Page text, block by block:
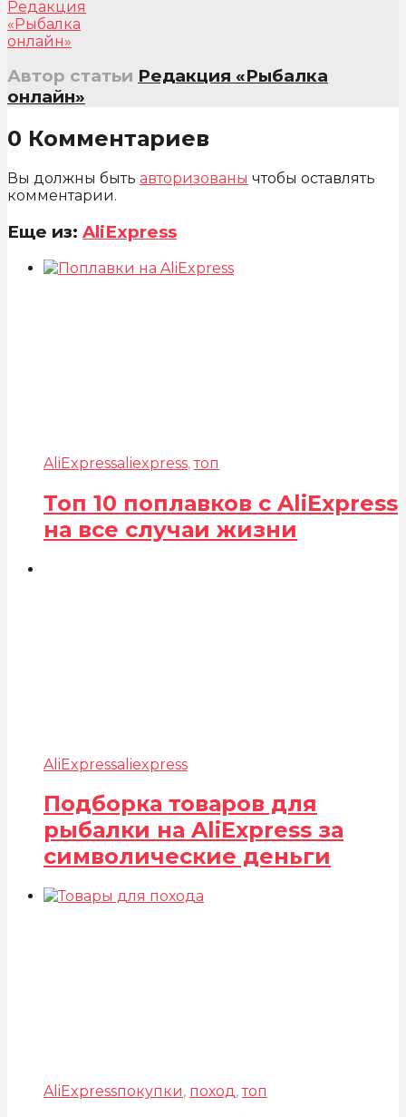
Автор статьи Редакция «Рыбалка
онлайн»
0 Комментариев
Вы должны быть авторизованы чтобы оставлять
комментарии.
Еще из: AliExpress
AliExpressaliexpress,топ
Топ 10 поплавков с AliExpress
на все случаи жизни
AliExpressaliexpress
Подборка товаров для
рыбалки на AliExpress за
символические деньги
AliExpressпокупки, поход,топ